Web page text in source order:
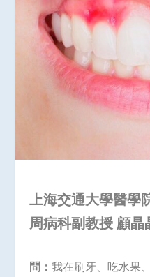
上海交通大學醫學
周病科副教授 顧晶
問：我在刷牙、吃水果